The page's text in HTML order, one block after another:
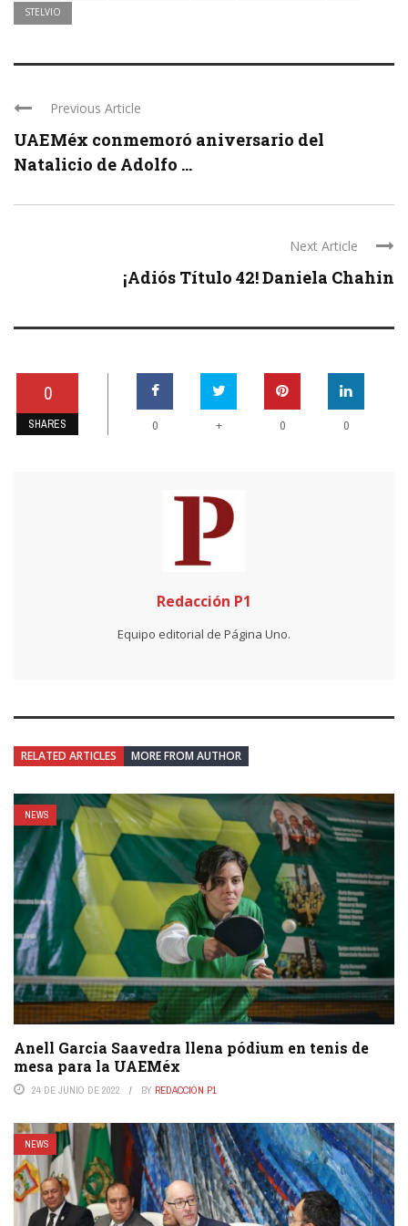
STELVIO
Previous Article
UAEMéx conmemoró aniversario del
Natalicio de Adolfo ...
Next Article
¡Adiós Título 42! Daniela Chahin
0
SHARES 0 + 0 0
Redacción P1
Equipo editorial de Página Uno.
RELATED ARTICLES MORE FROM AUTHOR
NEWS
Anell Garcia Saavedra llena pódium en tenis de
mesa para la UAEMéx
24 DE JUNIO DE 2022 BY REDACCIÓN P1
NEWS